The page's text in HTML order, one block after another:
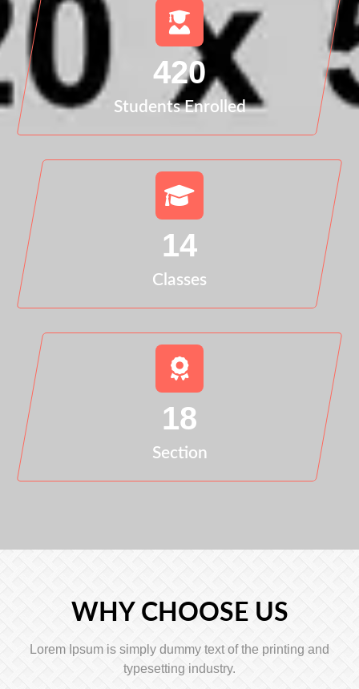
420
Students Enrolled
14
Classes
18
Section
WHY CHOOSE US
Lorem Ipsum is simply dummy text of the printing and
typesetting industry.